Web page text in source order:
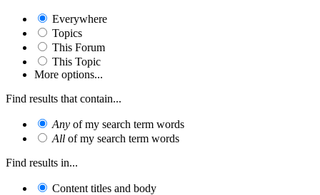
Everywhere
Topics
This Forum
This Topic
More options...
Find results that contain...
Any of my search term words
All of my search term words
Find results in...
Content titles and body